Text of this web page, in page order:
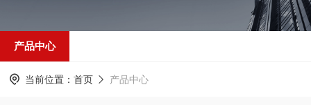
产品中心
当前位置： 首页 产品中心